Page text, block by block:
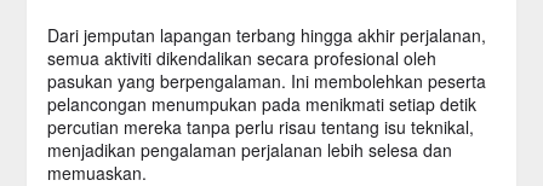
Dari jemputan lapangan terbang hingga akhir perjalanan,
semua aktiviti dikendalikan secara profesional oleh
pasukan yang berpengalaman. Ini membolehkan peserta
pelancongan menumpukan pada menikmati setiap detik
percutian mereka tanpa perlu risau tentang isu teknikal,
menjadikan pengalaman perjalanan lebih selesa dan
memuaskan.